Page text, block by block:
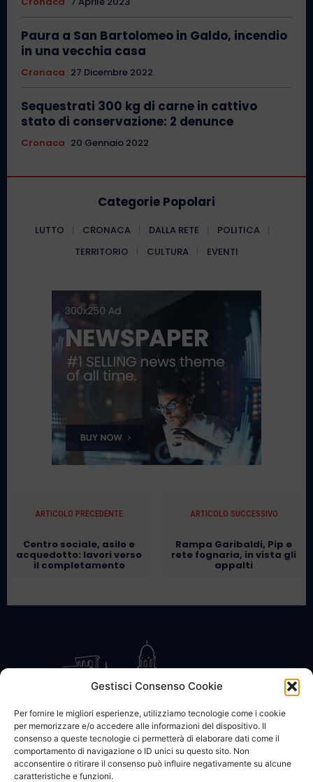
Gestisci Consenso Cookie
Per fornire le migliori esperienze, utilizziamo tecnologie come i cookie
per memorizzare e/o accedere alle informazioni del dispositivo. Il
consenso a queste tecnologie ci permetterà di elaborare dati come il
comportamento di navigazione o ID unici su questo sito. Non
acconsentire o ritirare il consenso può influire negativamente su alcune
caratteristiche e funzioni.
Paura a San Bartolomeo in Galdo, incendio
in una vecchia casa
Cronaca 27 Dicembre 2022
Sequestrati 300 kg di carne in cattivo
stato di conservazione: 2 denunce
Cronaca 20 Gennaio 2022
Categorie Popolari
LUTTO CRONACA DALLA RETE
POLITICA
TERRITORIO
CULTURA EVENTI
ARTICOLO PRECEDENTE
Centro sociale, asilo e
acquedotto: lavori verso
il completamento
ARTICOLO SUCCESSIVO
Rampa Garibaldi, Pip e
rete fognaria, in vista gli
appalti
CONTATTACI COOKIE POLICY PRIVACY